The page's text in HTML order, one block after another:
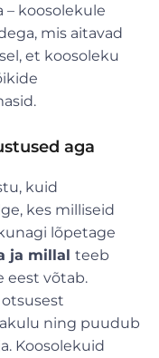
– koosolekule
mis aitavad
et koosoleku
aga
kuid
kes milliseid
lõpetage
ja millal teeb
eest võtab.
ning puudub
Koosolekuid